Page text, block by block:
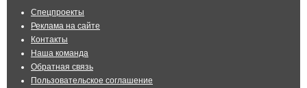
Спецпроекты
Реклама на сайте
Контакты
Наша команда
Обратная связь
Пользовательское соглашение